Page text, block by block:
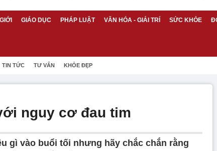
GIÁO DỤC PHÁP LUẬT VĂN HÓA - GIẢI TRÍ SỨC KHỎE
TIN TỨC TƯ VẤN KHỎE ĐẸP
nguy cơ đau tim
gì vào buổi tối nhưng hãy chắc chắn rằng